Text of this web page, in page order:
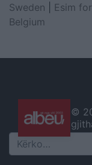
Sweden
Esim
Belgium
©
Search